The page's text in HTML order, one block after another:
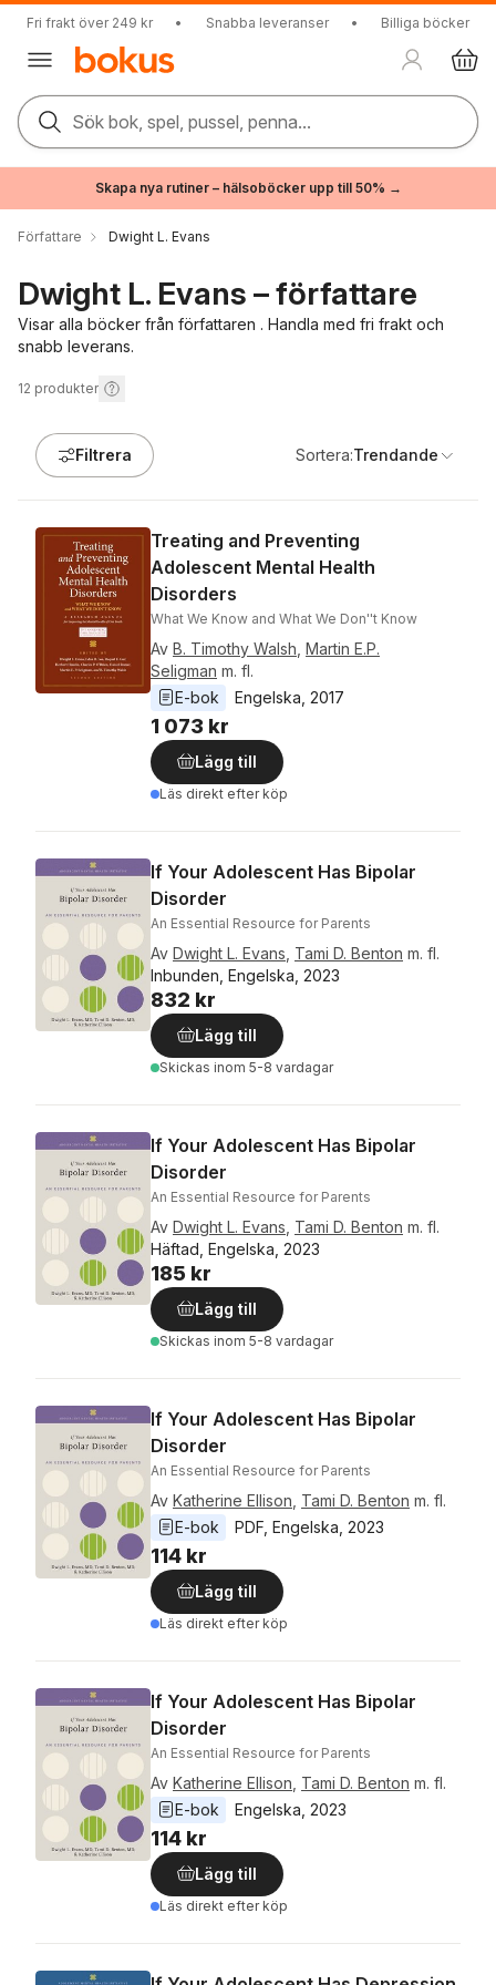
Fri frakt över 249 kr • Snabba leveranser • Billiga böcker
Sök bok, spel, pussel, penna...
Skapa nya rutiner – hälsoböcker upp till 50% →
Författare Dwight L. Evans
Dwight L. Evans – författare
Visar alla böcker från författaren . Handla med fri frakt och
snabb leverans.
12 produkter
Filtrera Sortera:Trendande
Treating and Preventing
Adolescent Mental Health
Disorders
What We Know and What We Don''t Know
Av B. Timothy Walsh Martin E.P.
Seligman m. fl.
E-bok
Engelska 2017
1 073 kr
Lägg till
Läs direkt efter köp
If Your Adolescent Has Bipolar
Disorder
An Essential Resource for Parents
Av Dwight L. Evans Tami D. Benton m. fl.
Inbunden, Engelska, 2023
832 kr
Lägg till
Skickas inom 5-8 vardagar
If Your Adolescent Has Bipolar
Disorder
An Essential Resource for Parents
Av Dwight L. Evans Tami D. Benton m. fl.
Häftad, Engelska, 2023
185 kr
Lägg till
Skickas inom 5-8 vardagar
If Your Adolescent Has Bipolar
Disorder
An Essential Resource for Parents
Av Katherine Ellison Tami D. Benton m. fl.
E-bok
PDF Engelska 2023
114 kr
Lägg till
Läs direkt efter köp
If Your Adolescent Has Bipolar
Disorder
An Essential Resource for Parents
Av Katherine Ellison Tami D. Benton m. fl.
E-bok
Engelska 2023
114 kr
Lägg till
Läs direkt efter köp